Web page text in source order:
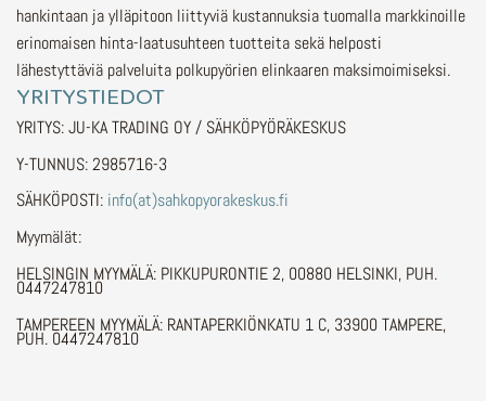
hankintaan ja ylläpitoon liittyviä kustannuksia tuomalla markkinoille
erinomaisen hinta-laatusuhteen tuotteita sekä helposti
lähestyttäviä palveluita polkupyörien elinkaaren maksimoimiseksi.
YRITYSTIEDOT
YRITYS: JU-KA TRADING OY / SÄHKÖPYÖRÄKESKUS
Y-TUNNUS: 2985716-3
SÄHKÖPOSTI: info(at)sahkopyorakeskus.fi
Myymälät:
HELSINGIN MYYMÄLÄ: PIKKUPURONTIE 2, 00880 HELSINKI, PUH.
0447247810
TAMPEREEN MYYMÄLÄ: RANTAPERKIÖNKATU 1 C, 33900 TAMPERE,
PUH. 0447247810